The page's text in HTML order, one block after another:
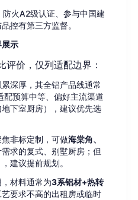
防火A2级认证、参与中国建
控有第三方监督。
展示
评价，仅列适配边界：
累深厚，其全铝产品线通常
配预算中等、偏好主流渠道
下室厨房），建议优先选
焦非标定制，可做海棠角、
需求的复式、别墅厨房；但
建议提前规划。
，材料通常为3系铝材+热转
艺要求不高的出租房或临时